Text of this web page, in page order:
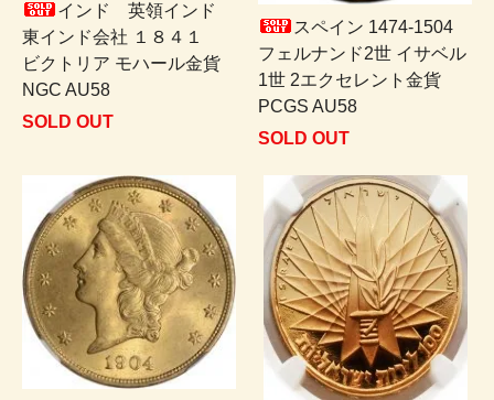
インド 英領インド
東インド会社 １８４１
ビクトリア モハール金貨
NGC AU58
SOLD OUT
スペイン 1474-1504
フェルナンド2世 イサベル
1世 2エクセレント金貨
PCGS AU58
SOLD OUT